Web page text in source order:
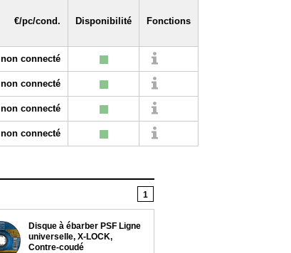
€/pc/cond. Disponibilité Fonctions
non connecté
non connecté
non connecté
non connecté
1
Disque à ébarber PSF Ligne
universelle, X-LOCK,
Contre-coudé